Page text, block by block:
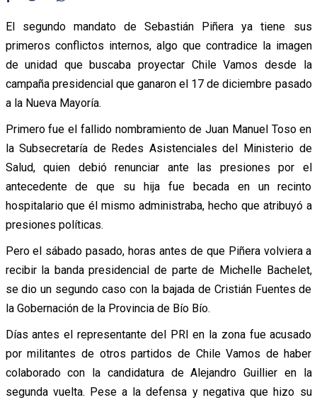
El segundo mandato de Sebastián Piñera ya tiene sus
primeros conflictos internos, algo que contradice la imagen
de unidad que buscaba proyectar Chile Vamos desde la
campaña presidencial que ganaron el 17 de diciembre pasado
a la Nueva Mayoría.
Primero fue el fallido nombramiento de Juan Manuel Toso en
la Subsecretaría de Redes Asistenciales del Ministerio de
Salud, quien debió renunciar ante las presiones por el
antecedente de que su hija fue becada en un recinto
hospitalario que él mismo administraba, hecho que atribuyó a
presiones políticas.
Pero el sábado pasado, horas antes de que Piñera volviera a
recibir la banda presidencial de parte de Michelle Bachelet,
se dio un segundo caso con la bajada de Cristián Fuentes de
la Gobernación de la Provincia de Bío Bío.
Días antes el representante del PRI en la zona fue acusado
por militantes de otros partidos de Chile Vamos de haber
colaborado con la candidatura de Alejandro Guillier en la
segunda vuelta. Pese a la defensa y negativa que hizo su